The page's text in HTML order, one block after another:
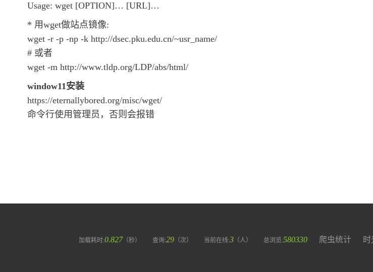
Usage: wget [OPTION]… [URL]…
* 用wget做站点镜像:
wget -r -p -np -k http://dsec.pku.edu.cn/~usr_name/
# 或者
wget -m http://www.tldp.org/LDP/abs/html/
window11安装
https://eternallybored.org/misc/wget/
命令行使用管理员，否则会报错
加载耗时:0.827（秒） 查询:29（次） 当前在线:3（人） 总浏览:580330 爬虫统计 时